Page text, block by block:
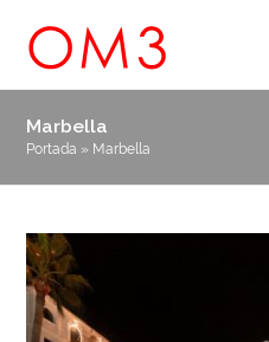
Marbella
Portada » Marbella